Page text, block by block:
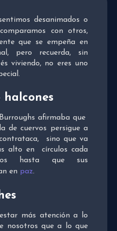
desanimados o
con otros,
que se empeña en
pero recuerda, sin
viviendo, no eres uno
halcones
afirmaba que
de cuervos persigue a
sino que va
alto en círculos cada
hasta que sus
en paz.
más atención a lo
nosotros que a lo que